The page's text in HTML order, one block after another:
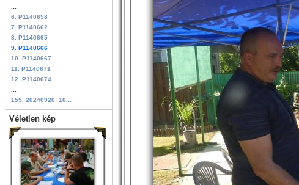
6. P1140658
7. P1140662
8. P1140665
9. P1140666
10. P1140667
11. P1140671
12. P1140674
155. 20240920_16...
Véletlen kép